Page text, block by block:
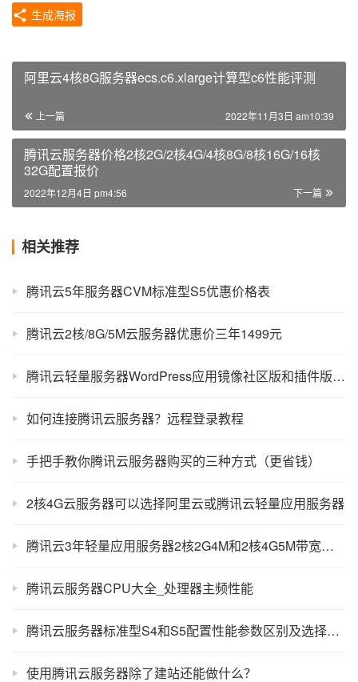
生成海报
阿里云4核8G服务器ecs.c6.xlarge计算型c6性能评测
上一篇 2022年11月3日 am10:39
腾讯云服务器价格2核2G/2核4G/4核8G/8核16G/16核
32G配置报价
下一篇
2022年12月4日 pm4:56
相关推荐
腾讯云5年服务器CVM标准型S5优惠价格表
腾讯云2核/8G/5M云服务器优惠价三年1499元
腾讯云轻量服务器WordPress应用镜像社区版和插件版有什么区别？
如何连接腾讯云服务器？远程登录教程
手把手教你腾讯云服务器购买的三种方式（更省钱）
2核4G云服务器可以选择阿里云或腾讯云轻量应用服务器
腾讯云3年轻量应用服务器2核2G4M和2核4G5M带宽价格表
腾讯云服务器CPU大全_处理器主频性能
腾讯云服务器标准型S4和S5配置性能参数区别及选择攻略
使用腾讯云服务器除了建站还能做什么？